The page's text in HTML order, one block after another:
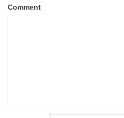
Comment